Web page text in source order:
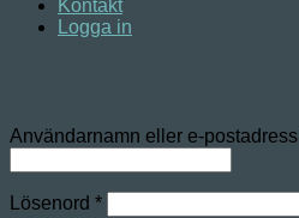
Kontakt
Logga in
Användarnamn eller e-postadress
Lösenord *Obligatoriskt